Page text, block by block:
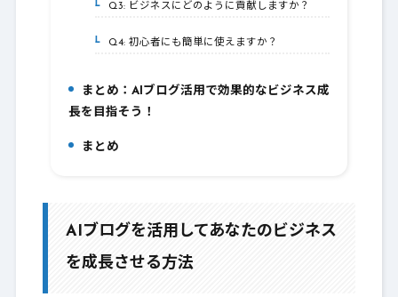
4-3.Q3: ビジネスにどのように貢献しますか？
4-4.Q4: 初心者にも簡単に使えますか？
まとめ：AIブログ活用で効果的なビジネス成
長を目指そう！
まとめ
AIブログを活用してあなたのビジネス
を成長させる方法